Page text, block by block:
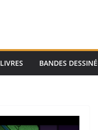
LIVRES BANDES